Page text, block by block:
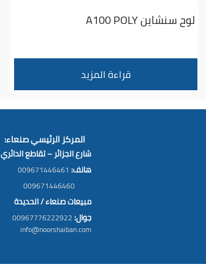
لوح سنشاين A100 POLY
قراءة المزيد
المركز الرئيسي صنعاء:
شارع الجزائر – تقاطع الدائري
هانف: 009671446461
009671446460
مبيعات صنعاء / الحديدة
جوال:00967776222922
info@noorshaiban.com